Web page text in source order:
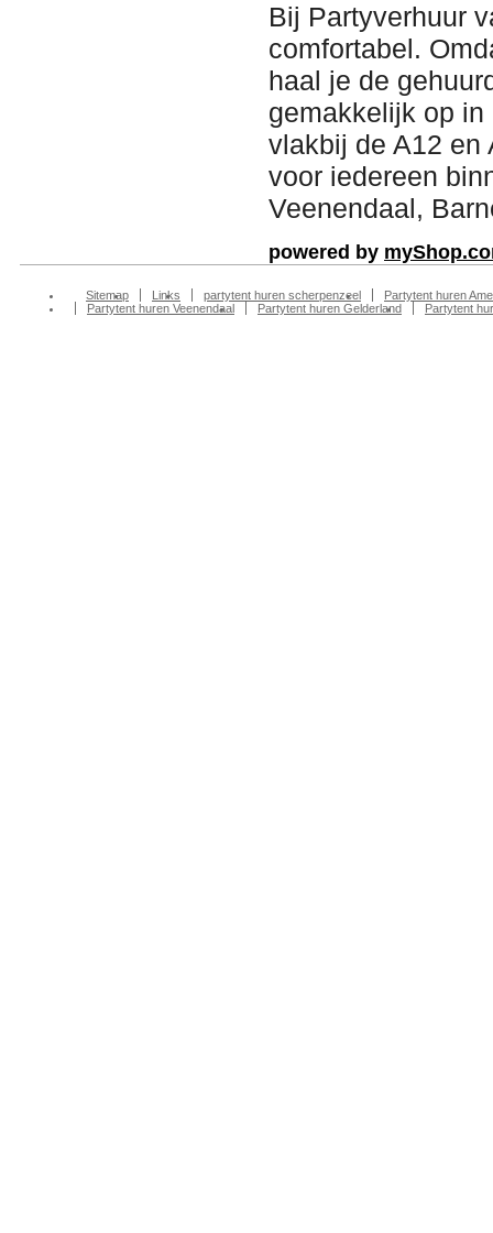
Bij Partyverhuur
comfortabel.
haal je de
gemakkelijk op in
vlakbij de A12 en
voor iedereen
Veenendaal,
powered by
Sitemap Links partytent huren scherpenzeel
Partytent huren
Partytent huren Veenendaal
Partytent huren Gelderland Partytent